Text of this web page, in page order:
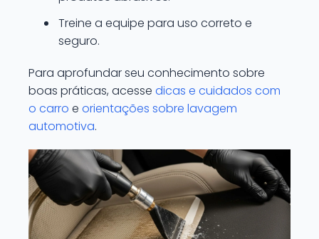
Treine a equipe para uso correto e
seguro.
Para aprofundar seu conhecimento sobre
boas práticas, acesse dicas e cuidados com
o carro e orientações sobre lavagem
automotiva.